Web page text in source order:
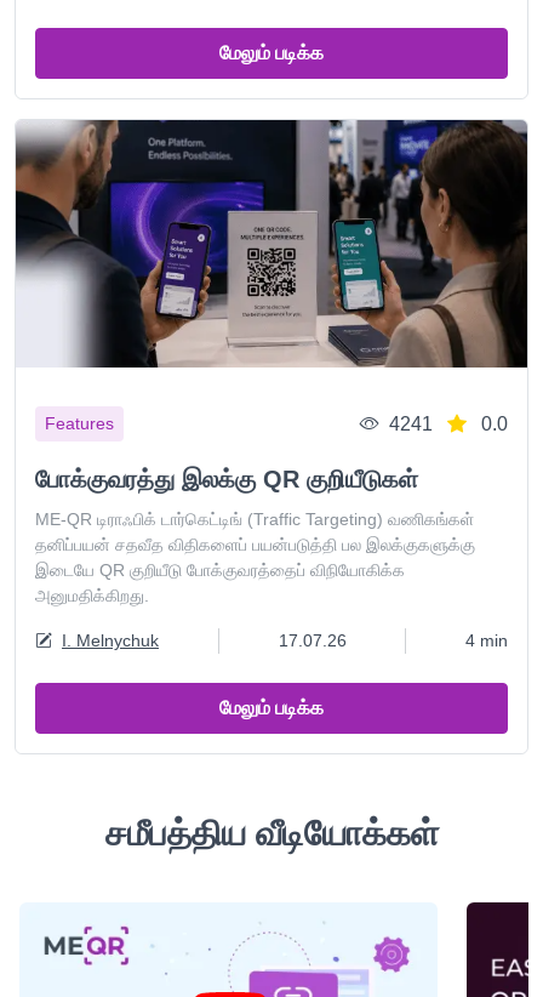
மேலும் படிக்க
Features 4241 0.0
போக்குவரத்து இலக்கு QR குறியீடுகள்
ME-QR டிராஃபிக் டார்கெட்டிங் (Traffic Targeting) வணிகங்கள்
தனிப்பயன் சதவீத விதிகளைப் பயன்படுத்தி பல இலக்குகளுக்கு
இடையே QR குறியீடு போக்குவரத்தைப் விநியோகிக்க
அனுமதிக்கிறது.
I. Melnychuk 17.07.26 4 min
மேலும் படிக்க
சமீபத்திய வீடியோக்கள்